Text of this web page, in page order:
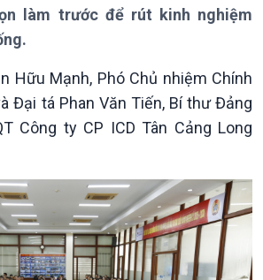
Thời sự
Thời sự 6h
Thời sự 12h
Bản tin
Chuyên mục
Theo dòng Thời sự
làm trước để rút kinh nghiệm
Hữu Mạnh, Phó Chủ nhiệm Chính
Đại tá Phan Văn Tiến, Bí thư Đảng
Công ty CP ICD Tân Cảng Long